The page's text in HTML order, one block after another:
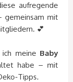
aufregende
gemeinsam mit
💕
meine Baby
habe – mit
Tipps.